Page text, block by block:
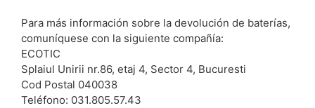
Para más información sobre la devolución de baterías,
comuníquese con la siguiente compañía:
ECOTIC
Splaiul Unirii nr.86, etaj 4, Sector 4, Bucuresti
Cod Postal 040038
Teléfono: 031.805.57.43